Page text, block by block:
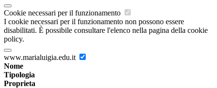
Cookie necessari per il funzionamento
I cookie necessari per il funzionamento non possono essere
disabilitati. È possibile consultare l'elenco nella pagina della cookie
policy.
www.marialuigia.edu.it
Nome
Tipologia
Proprieta